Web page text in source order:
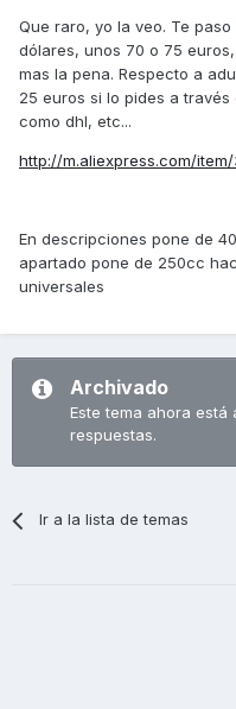
Que raro, yo la veo. Te
dólares, unos 70 o 75
mas la pena. Respecto a
25 euros si lo pides a
como dhl, etc...
http://m.aliexpress.com/
En descripciones pone de
apartado pone de 250cc
universales
Archivado
Este tema ahora
respuestas.
Ir a la lista de temas